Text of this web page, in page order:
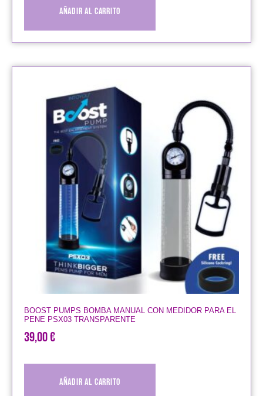
Añadir al carrito
BOOST PUMPS BOMBA MANUAL CON MEDIDOR PARA EL
PENE PSX03 TRANSPARENTE
39,00€
Añadir al carrito